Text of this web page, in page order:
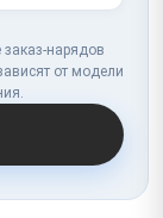
заказ-нарядов
от модели